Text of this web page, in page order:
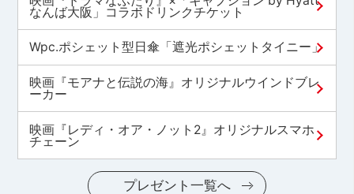
なんば大阪」コラボドリンクチケット
Wpc.ポシェット型日傘「遮光ポシェットタイニー」
映画『モアナと伝説の海』オリジナルウインドブレ
ーカー
映画『レディ・オア・ノット2』オリジナルスマホ
チェーン
プレゼント一覧へ